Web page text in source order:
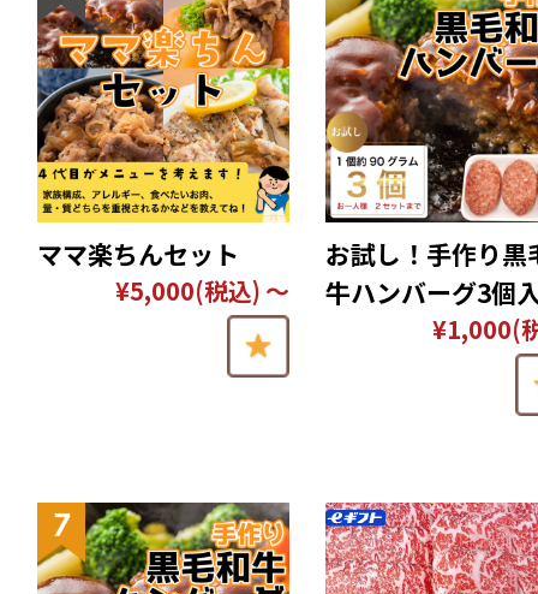
ママ楽ちんセット
¥5,000(税込) ～
お試し！手作り黒
牛ハンバーグ3個
¥1,000(